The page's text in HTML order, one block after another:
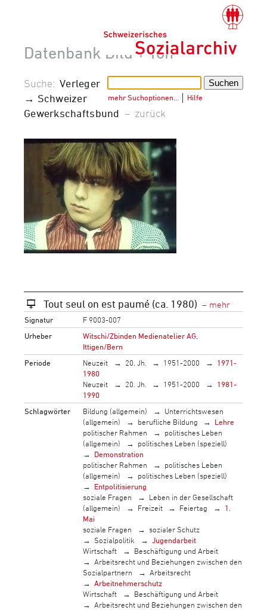
Datenbank Bild + Ton
mehr Suchoptionen… Hilfe
Suche: Verleger
→ Schweizer
Gewerkschaftsbund – zurück
Tout seul on est paumé (ca. 1980)
Signatur
F 9003-007
Urheber
Witschi/Zbinden Medienatelier AG,
Ittigen/Bern
Periode
Neuzeit 20. Jh. 1951-2000
1971-
1980
Neuzeit
20. Jh. 1951-2000
1981-
1990
Schlagwörter
Bildung (allgemein)
Unterrichtswesen
(allgemein)
berufliche Bildung
Lehre
politischer Rahmen
politisches Leben
(allgemein)
politisches Leben (speziell)
Demonstration
politischer Rahmen
politisches Leben
(allgemein)
politisches Leben (speziell)
Entpolitisierung
soziale Fragen
Leben in der Gesellschaft
(allgemein)
Freizeit Feiertag
1.
Mai
soziale Fragen
sozialer Schutz
Sozialpolitik
Jugendarbeit
Wirtschaft
Beschäftigung und Arbeit
Arbeitsrecht und Beziehungen zwischen den
Sozialpartnern
Arbeitsrecht
Arbeitnehmerschutz
Wirtschaft
Beschäftigung und Arbeit
Arbeitsrecht und Beziehungen zwischen den